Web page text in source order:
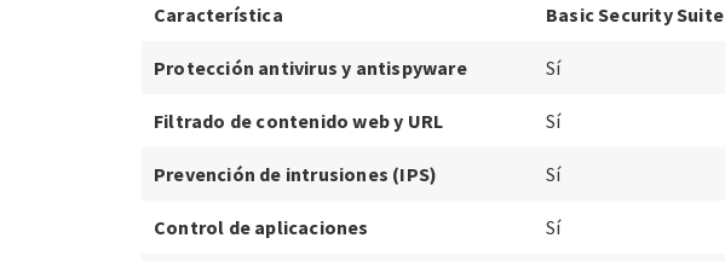
Característica Basic Security Suite
Protección antivirus y antispyware Sí
Filtrado de contenido web y URL Sí
Prevención de intrusiones (IPS) Sí
Control de aplicaciones Sí